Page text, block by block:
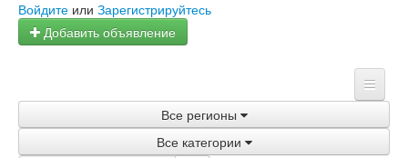
Войдите или Зарегистрируйтесь
Добавить объявление
Объявления
Все регионы
Все категории